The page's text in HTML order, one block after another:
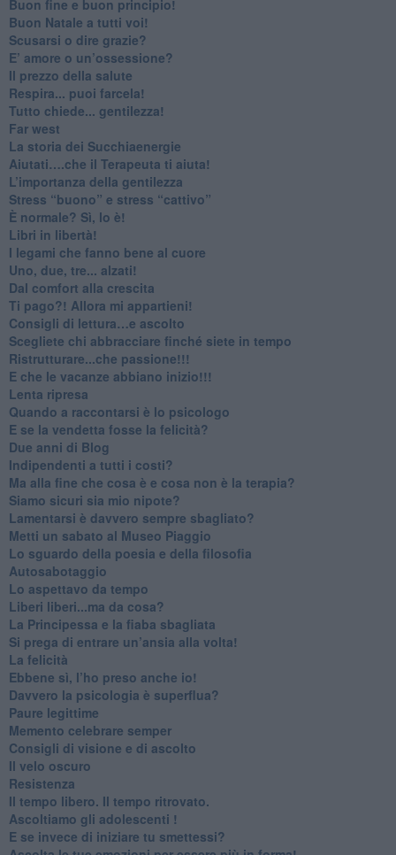
Buon fine e buon principio!
​Buon Natale a tutti voi!
​Scusarsi o dire grazie?
​E’ amore o un’ossessione?
​Il prezzo della salute
​Respira... puoi farcela!
​Tutto chiede... gentilezza!
​Far west
​La storia dei Succhiaenergie
​Aiutati….che il Terapeuta ti aiuta!
​L’importanza della gentilezza
​Stress “buono” e stress “cattivo”
​È normale? Sì, lo è!
​Libri in libertà!
​I legami che fanno bene al cuore
Uno, due, tre... alzati!​
​Dal comfort alla crescita
​Ti pago?! Allora mi appartieni!​
​Consigli di lettura…e ascolto
​Scegliete chi abbracciare finché siete in tempo
​Ristrutturare...che passione!!!
​E che le vacanze abbiano inizio!!!
​Lenta ripresa
​Quando a raccontarsi è lo psicologo
​E se la vendetta fosse la felicità?
​Due anni di Blog
​Indipendenti a tutti i costi?
​Ma alla fine che cosa è e cosa non è la terapia?
​Siamo sicuri sia mio nipote?
​Lamentarsi è davvero sempre sbagliato?
​Metti un sabato al Museo Piaggio
​Lo sguardo della poesia e della filosofia
Autosabotaggio
​Lo aspettavo da tempo
​Liberi liberi...ma da cosa?
​La Principessa e la fiaba sbagliata
Si prega di entrare un’ansia alla volta!
​La felicità
​Ebbene sì, l’ho preso anche io!
​Davvero la psicologia è superflua?
Paure legittime
​Memento celebrare semper
​Consigli di visione e di ascolto
​Il velo oscuro
Resistenza
​Il tempo libero. Il tempo ritrovato.
Ascoltiamo gli adolescenti !
​E se invece di iniziare tu smettessi?